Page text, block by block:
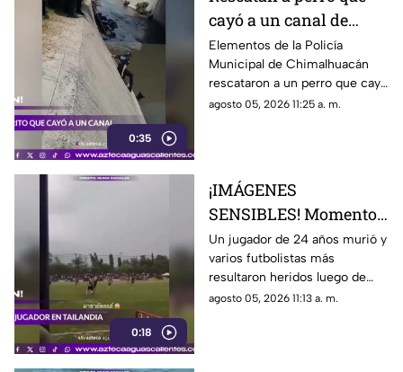
0:35
cayó a un canal de
aguas negras en
Chimalhuacán
Elementos de la Policía
Municipal de Chimalhuacán
rescataron a un perro que cayó
a un canal de aguas negras,
agosto 05, 2026 11:25 a. m.
0:18
¡IMÁGENES
SENSIBLES! Momento
en el que rayo cae
durante partido de
fútbol y mata a jugador
Un jugador de 24 años murió y
varios futbolistas más
resultaron heridos luego de
que un rayo impactara el
agosto 05, 2026 11:13 a. m.